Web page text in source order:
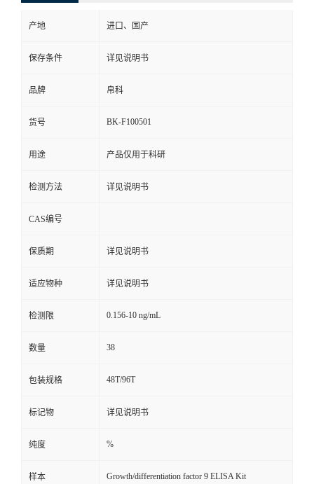
产地 进口、国产
保存条件 详见说明书
品牌 帛科
货号 BK-F100501
用途 产品仅用于科研
检测方法 详见说明书
CAS编号
保质期 详见说明书
适应物种 详见说明书
检测限 0.156-10 ng/mL
数量 38
包装规格 48T/96T
标记物 详见说明书
纯度 %
样本 Growth/differentiation factor 9 ELISA Kit